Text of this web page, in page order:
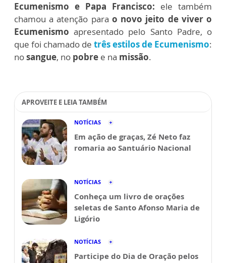
Ecumenismo e Papa Francisco: ele também
chamou a atenção para o novo jeito de viver o
Ecumenismo apresentado pelo Santo Padre, o
que foi chamado de três estilos de Ecumenismo:
nosangue, no pobre e na missão.
APROVEITE E LEIA TAMBÉM
NOTÍCIAS
Em ação de graças, Zé Neto faz
romaria ao Santuário Nacional
NOTÍCIAS
Conheça um livro de orações
seletas de Santo Afonso Maria de
Ligório
NOTÍCIAS
Participe do Dia de Oração pelos